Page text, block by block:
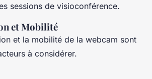
sessions de visioconférence.
et Mobilité
et la mobilité de la webcam sont
à considérer.